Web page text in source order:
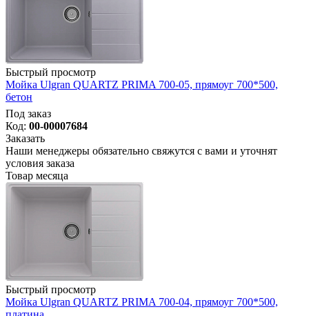
Быстрый просмотр
Мойка Ulgran QUARTZ PRIMA 700-05, прямоуг 700*500,
бетон
Под заказ
Код: 00-00007684
Заказать
Наши менеджеры обязательно свяжутся с вами и уточнят
условия заказа
Товар месяца
Быстрый просмотр
Мойка Ulgran QUARTZ PRIMA 700-04, прямоуг 700*500,